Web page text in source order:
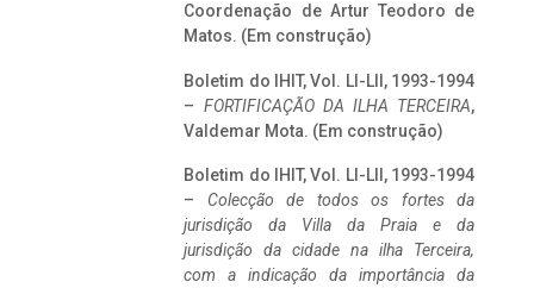
Coordenação de Artur Teodoro de
Matos. (Em construção)
Boletim do IHIT, Vol. LI-LII, 1993-1994
– FORTIFICAÇÃO DA ILHA TERCEIRA,
Valdemar Mota. (Em construção)
Boletim do IHIT, Vol. LI-LII, 1993-1994
– Colecção de todos os fortes da
jurisdição da Villa da Praia e da
jurisdição da cidade na ilha Terceira,
com a indicação da importância da